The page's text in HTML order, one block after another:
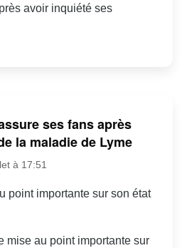
avoir inquiété ses
ses fans après
la maladie de Lyme
à 17:51
point importante sur son état
mise au point importante sur